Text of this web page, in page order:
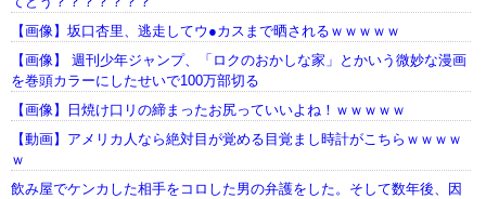
【画像】坂口杏里、逃走してウ●カスまで晒されるｗｗｗｗｗ
【画像】 週刊少年ジャンプ、「ロクのおかしな家」とかいう微妙な漫画
を巻頭カラーにしたせいで100万部切る
【画像】日焼け口リの締まったお尻っていいよね！ｗｗｗｗｗ
【動画】アメリカ人なら絶対目が覚める目覚まし時計がこちらｗｗｗｗ
ｗ
飲み屋でケンカした相手をコロした男の弁護をした。そして数年後、因